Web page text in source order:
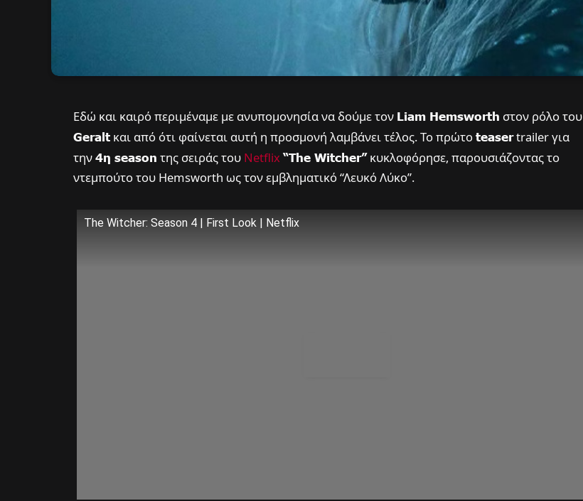
Εδώ και καιρό περιμέναμε με ανυπομονησία να δούμε τον Liam Hemsworth στον ρόλο του
Geralt και από ότι φαίνεται αυτή η προσμονή λαμβάνει τέλος. Το πρώτοteasertrailer για
την4η season της σειράς του Netflix“The Witcher”κυκλοφόρησε, παρουσιάζοντας το
ντεμπούτο του Hemsworth ως τον εμβληματικό “Λευκό Λύκο”.
The Witcher: Season 4 | First Look | Netflix